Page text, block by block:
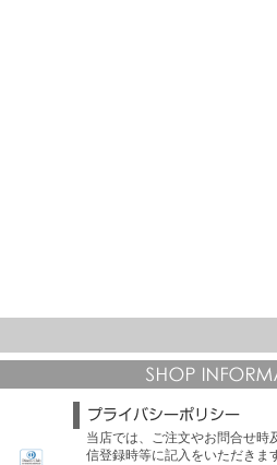
当店では、ご注文やお問合せ時
信登録時等に記入をいただきま